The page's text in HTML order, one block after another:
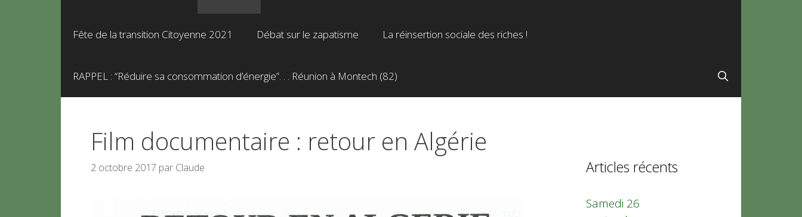
Fête de la transition Citoyenne 2021 Débat sur le zapatisme La réinsertion sociale des riches !
RAPPEL : “Réduire sa consommation d’énergie”. . . Réunion à Montech (82)
Film documentaire : retour en Algérie
2 octobre 2017 par Claude Articles récents
Samedi 26